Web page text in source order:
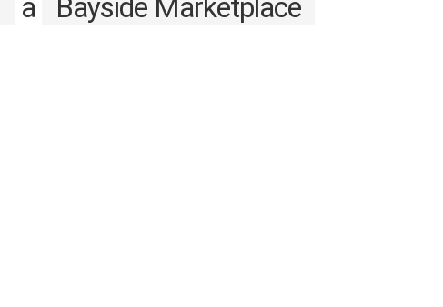
à Bayside Marketplace